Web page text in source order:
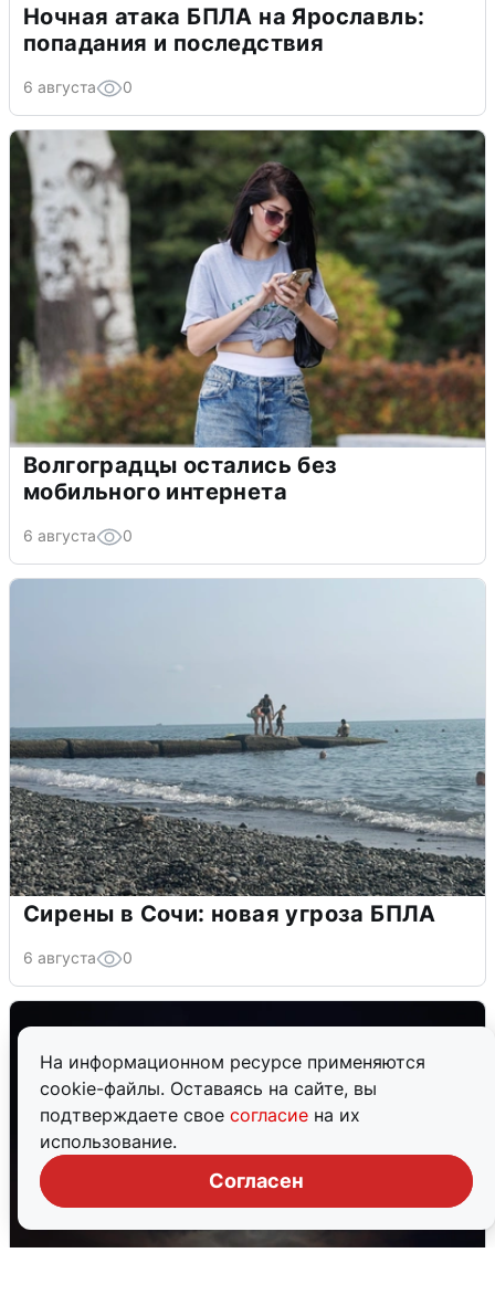
На информационном ресурсе применяются
cookie-файлы. Оставаясь на сайте, вы
подтверждаете свое согласие на их
использование.
Согласен
Ночная атака БПЛА на Ярославль:
попадания и последствия
6 августа 0
Волгоградцы остались без
мобильного интернета
6 августа 0
Сирены в Сочи: новая угроза БПЛА
6 августа 0